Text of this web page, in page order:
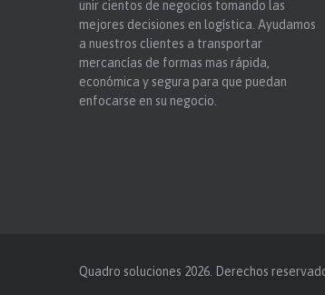
unir cientos de negocios tomando las
mejores decisiones en logística. Ayudamos
a nuestros clientes a transportar
mercancías de formas mas rápida,
económica y segura para que puedan
enfocarse en su negocio.
Quadro soluciones 2026. Derechos